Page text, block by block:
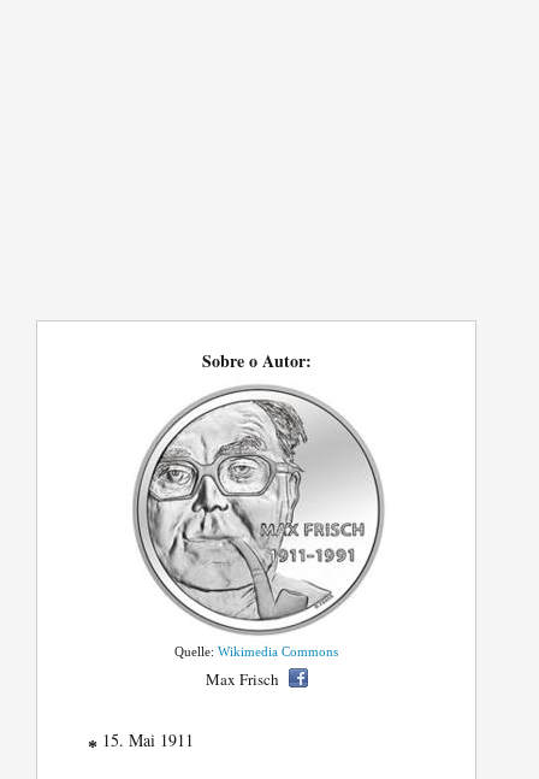
Sobre o Autor:
Quelle:Wikimedia Commons
Max Frisch
* 15. Mai 1911